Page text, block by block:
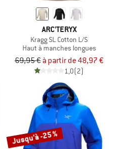
ARC'TERYX
Kragg SL Cotton L/S
Haut à manches longues
69,95 € à partir de 48,97 €
1,0(2)
Jusqu'à -25 %